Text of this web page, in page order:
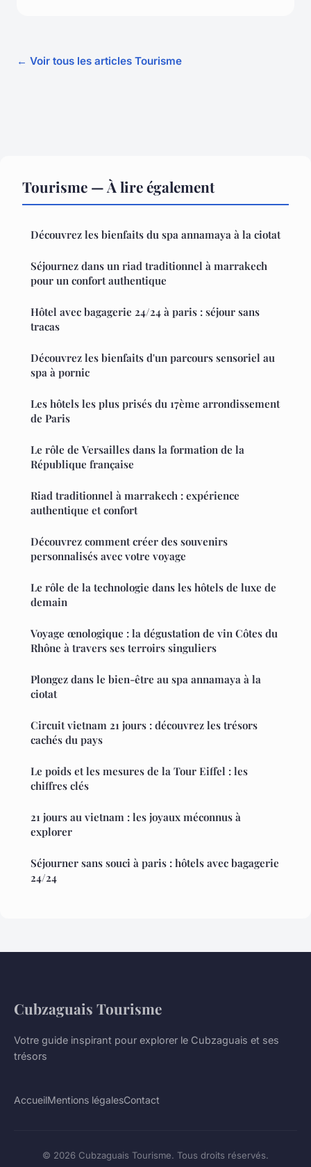
← Voir tous les articles Tourisme
Tourisme — À lire également
Découvrez les bienfaits du spa annamaya à la ciotat
Séjournez dans un riad traditionnel à marrakech
pour un confort authentique
Hôtel avec bagagerie 24/24 à paris : séjour sans
tracas
Découvrez les bienfaits d'un parcours sensoriel au
spa à pornic
Les hôtels les plus prisés du 17ème arrondissement
de Paris
Le rôle de Versailles dans la formation de la
République française
Riad traditionnel à marrakech : expérience
authentique et confort
Découvrez comment créer des souvenirs
personnalisés avec votre voyage
Le rôle de la technologie dans les hôtels de luxe de
demain
Voyage œnologique : la dégustation de vin Côtes du
Rhône à travers ses terroirs singuliers
Plongez dans le bien-être au spa annamaya à la
ciotat
Circuit vietnam 21 jours : découvrez les trésors
cachés du pays
Le poids et les mesures de la Tour Eiffel : les
chiffres clés
21 jours au vietnam : les joyaux méconnus à
explorer
Séjourner sans souci à paris : hôtels avec bagagerie
24/24
Cubzaguais Tourisme
Votre guide inspirant pour explorer le Cubzaguais et ses
trésors
AccueilMentions légalesContact
© 2026 Cubzaguais Tourisme. Tous droits réservés.